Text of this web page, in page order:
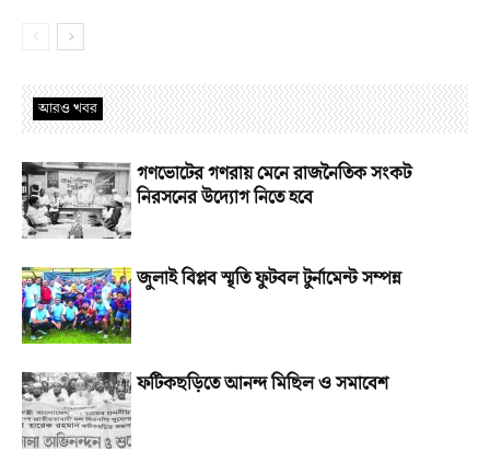
আরও খবর
গণভোটের গণরায় মেনে রাজনৈতিক সংকট
নিরসনের উদ্যোগ নিতে হবে
জুলাই বিপ্লব স্মৃতি ফুটবল টুর্নামেন্ট সম্পন্ন
ফটিকছড়িতে আনন্দ মিছিল ও সমাবেশ